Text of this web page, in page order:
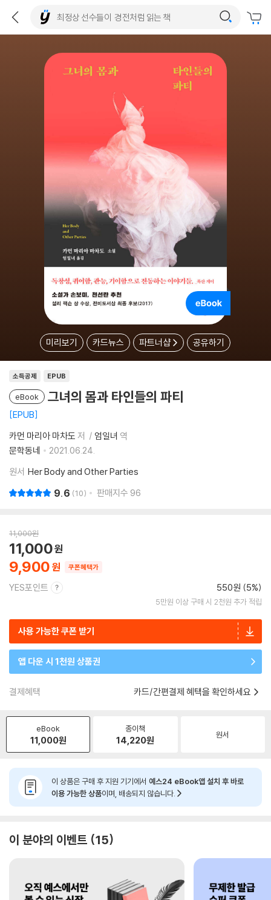
미리보기 카드뉴스 파트너샵 공유하기
소득공제 EPUB
eBook 그녀의 몸과 타인들의 파티
EPUB
카먼 마리아 마차도 저 엄일녀 역
문학동네
2021.06.24.
원서 Her Body and Other Parties
9.6 10 판매지수 96
11,000원
9,900
11,000
쿠폰혜택가
YES포인트 550원 (5%)
5만원 이상 구매 시 2천원 추가 적립
사용 가능한 쿠폰 받기
앱 다운 시 1천원 상품권
결제혜택 카드/간편결제 혜택을 확인하세요
eBook
11,000원
종이책
14,220원 원서
이 상품은 구매 후 지원 기기에서 예스24 eBook앱 설치 후 바로
이용 가능한 상품이며, 배송되지 않습니다.
이 분야의 이벤트 15